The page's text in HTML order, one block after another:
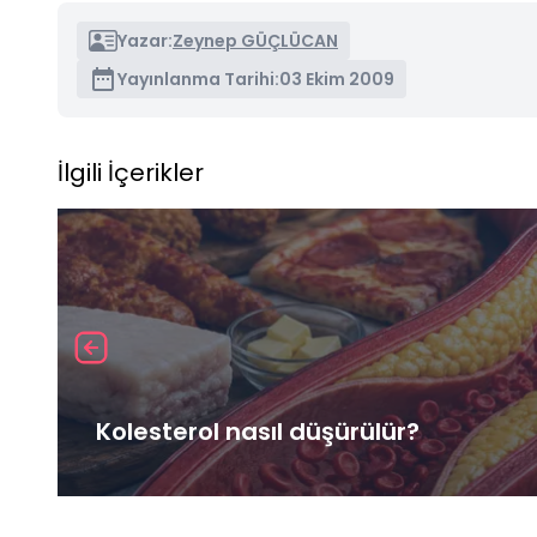
Yazar:Zeynep GÜÇLÜCAN
Yayınlanma Tarihi:03 Ekim 2009
İlgili İçerikler
Kolesterol nasıl düşürülür?